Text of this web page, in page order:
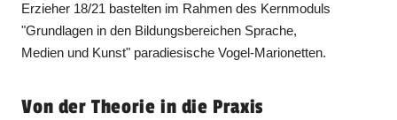
Erzieher 18/21 bastelten im Rahmen des Kernmoduls
"Grundlagen in den Bildungsbereichen Sprache,
Medien und Kunst" paradiesische Vogel-Marionetten.
Von der Theorie in die Praxis